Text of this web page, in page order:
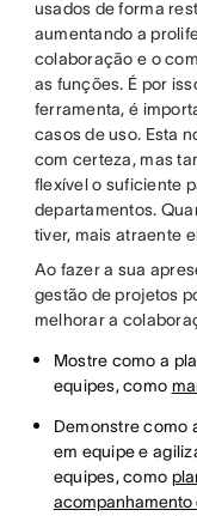
usados de forma
aumentando a
colaboração e o
as funções. É por
ferramenta, é
casos de uso. Esta
com certeza, mas
flexível o suficiente
departamentos.
tiver, mais atraente
Ao fazer a sua
gestão de projetos
melhorar a
Mostre como a
equipes, como
Demonstre como
em equipe e
equipes, como
acompanhamento